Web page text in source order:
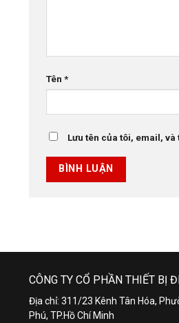
Tên *
Lưu tên của tôi, email,
CÔNG TY CỔ PHẦN THIẾT BỊ
Địa chỉ: 311/23 Kênh Tân Hóa,
Phú, TP.Hồ Chí Minh